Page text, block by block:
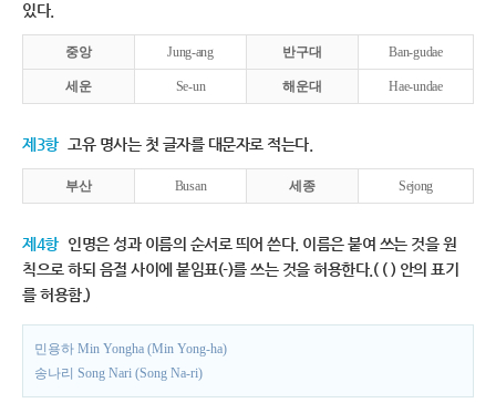
있다.
중앙 Jung-ang 반구대 Ban-gudae
세운 Se-un 해운대 Hae-undae
제3항 고유 명사는 첫 글자를 대문자로 적는다.
부산 Busan 세종 Sejong
제4항 인명은 성과 이름의 순서로 띄어 쓴다. 이름은 붙여 쓰는 것을 원
칙으로 하되 음절 사이에 붙임표(-)를 쓰는 것을 허용한다.( ( ) 안의 표기
를 허용함.)
민용하 Min Yongha (Min Yong-ha)
송나리 Song Nari (Song Na-ri)